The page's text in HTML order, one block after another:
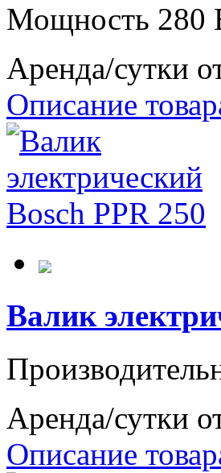
Мощность 280
Аренда/сутки
Описание
Валик
Аренда/сутки
Описание